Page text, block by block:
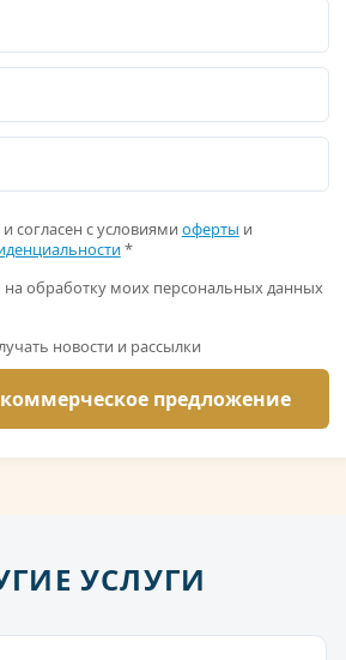
согласен с условиями оферты и
*
обработку моих персональных данных
новости и рассылки
УСЛУГИ